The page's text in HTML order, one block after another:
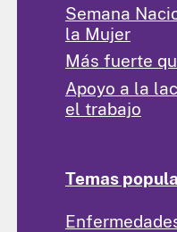
Semana
la Mujer
Más fuerte
Apoyo a la
el trabajo
Temas